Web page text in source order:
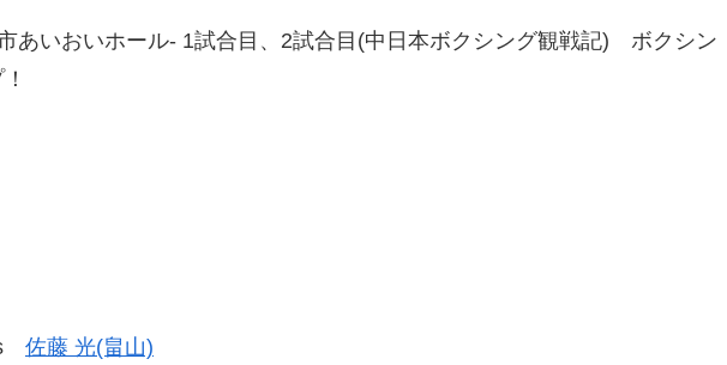
あいおいホール- 1試合目、2試合目(中日本ボクシング観戦記) ボクシン
佐藤 光(畠山)